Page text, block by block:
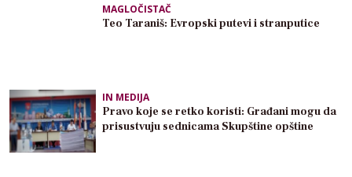
MAGLOČISTAČ
Teo Taraniš: Evropski putevi i stranputice
IN MEDIJA
Pravo koje se retko koristi: Građani mogu da
prisustvuju sednicama Skupštine opštine